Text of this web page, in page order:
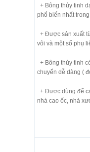
+ Bông thủy tinh
phổ biến nhất
+ Được sản xuất
vôi và một số phụ
+ Bông thủy tinh
chuyển dễ dàng (
+ Được dùng để
nhà cao ốc, nhà